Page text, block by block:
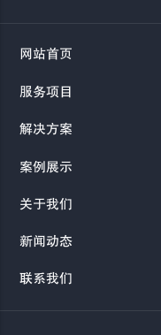
网站首页
服务项目
解决方案
案例展示
关于我们
新闻动态
联系我们